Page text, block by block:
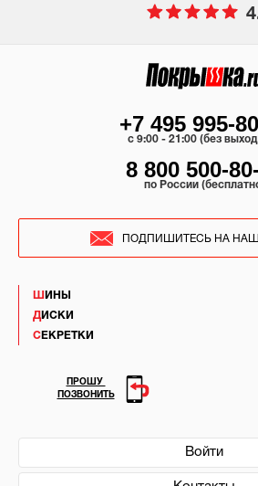
ШИНЫ
ДИСКИ
СЕКРЕТКИ
Войти
+7 495 995-
c 9:00 - 21:00 (без
8 800 500-
по России
ПОДПИШИТЕСЬ НА
ПРОШУ
ПОЗВОНИТЬ